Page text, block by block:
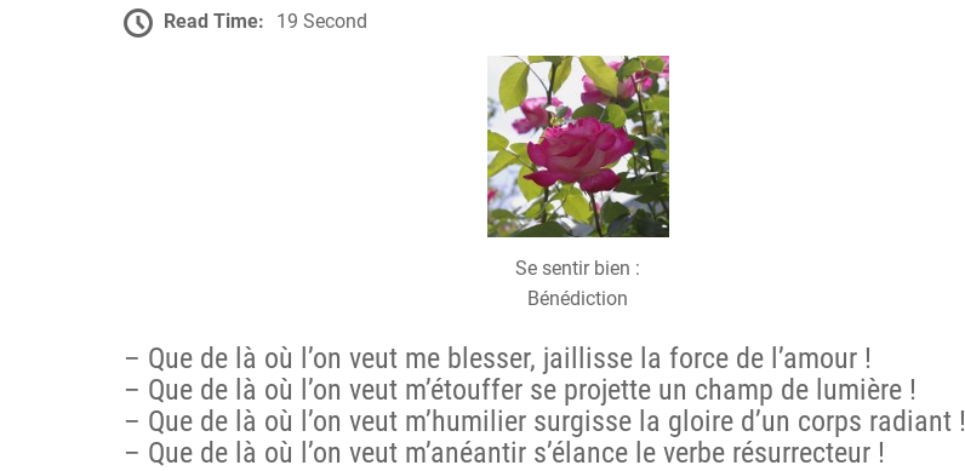
Read Time: 19 Second
Se sentir bien :
Bénédiction
– Que de là où l’on veut me blesser, jaillisse la force de l’amour !
– Que de là où l’on veut m’étouffer se projette un champ de lumière !
– Que de là où l’on veut m’humilier surgisse la gloire d’un corps radiant !
– Que de là où l’on veut m’anéantir s’élance le verbe résurrecteur !